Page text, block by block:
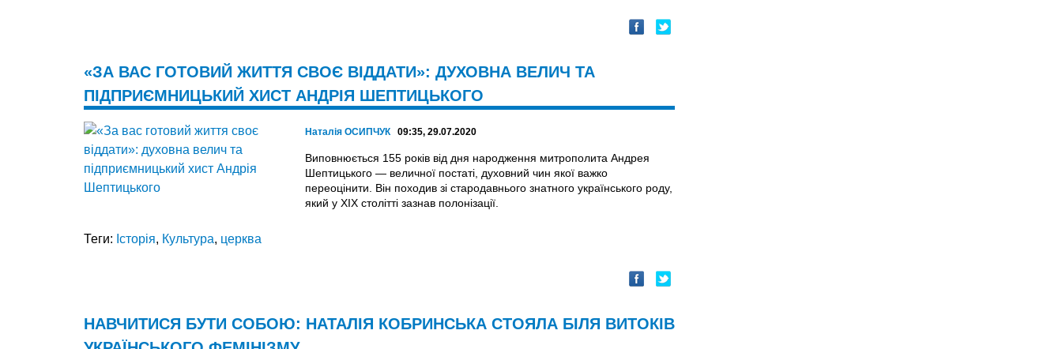
«ЗА ВАС ГОТОВИЙ ЖИТТЯ СВОЄ ВІДДАТИ»: ДУХОВНА ВЕЛИЧ ТА
ПІДПРИЄМНИЦЬКИЙ ХИСТ АНДРІЯ ШЕПТИЦЬКОГО
Наталія ОСИПЧУК 09:35, 29.07.2020
Виповнюється 155 років від дня народження митрополита Андрея
Шептицького — величної постаті, духовний чин якої важко
переоцінити. Він походив зі стародавнього знатного українського роду,
який у XIX столітті зазнав полонізації.
Теги: Історія, Культура, церква
НАВЧИТИСЯ БУТИ СОБОЮ: НАТАЛІЯ КОБРИНСЬКА СТОЯЛА БІЛЯ ВИТОКІВ